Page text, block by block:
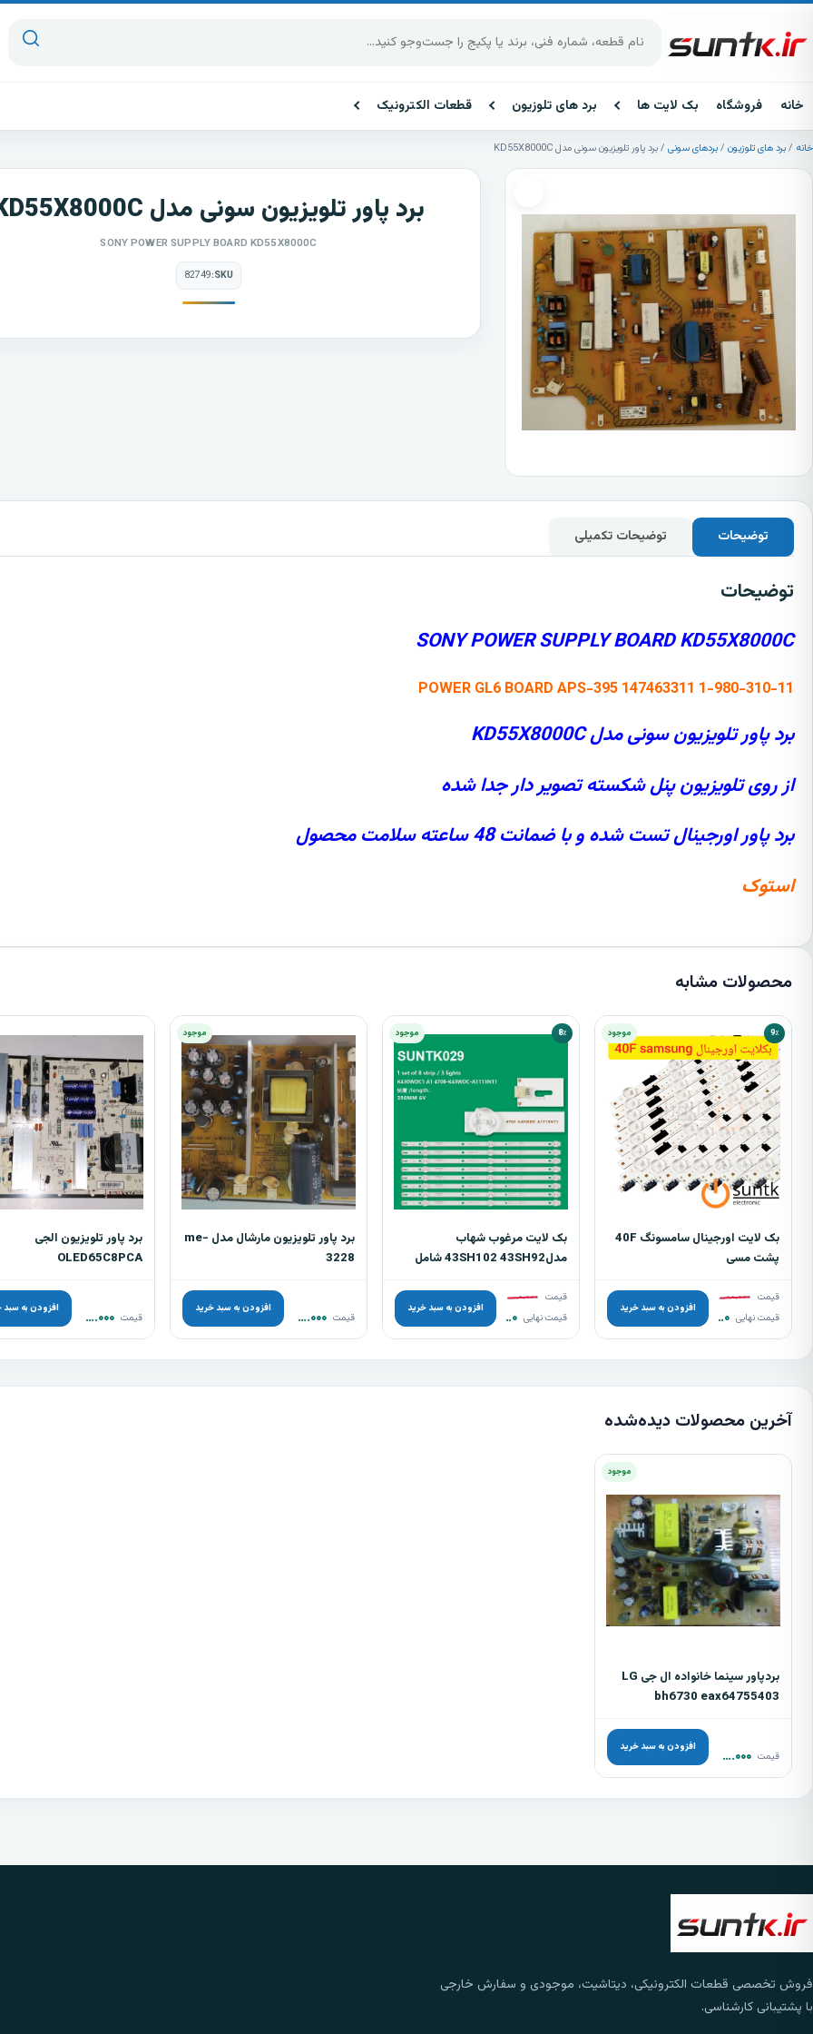
جست‌وجوی محصولات
خانه فروشگاه بک لایت ها برد های تلوزیون قطعات الکترونیک
خانه /برد های تلوزیون /بردهای سونی / برد پاور تلویزیون سونی مدل KD55X8000C
برد پاور تلویزیون سونی مدل KD55X8000C
SONY POWER SUPPLY BOARD KD55X8000C
SKU:
82749
توضیحات توضیحات تکمیلی
توضیحات
SONY POWER SUPPLY BOARD KD55X8000C
POWER GL6 BOARD APS-395 147463311 1-980-310-11
برد پاور تلویزیون سونی مدل KD55X8000C
از روی تلویزیون پنل شکسته تصویر دار جدا شده
برد پاور اورجینال تست شده و با ضمانت 48 ساعته سلامت محصول
استوک
محصولات مشابه
9٪ موجود
بک لایت اورجینال سامسونگ 40F
پشت مسی
قیمت ۳.۵۰۰.۰۰۰
تومان
قیمت نهایی
۳.۲۰۰.۰۰۰ تومان
افزودن به سبد خرید
8٪ موجود
بک لایت مرغوب شهاب
مدل43SH102 43SH92 شامل
قیمت ۹۸۰.۰۰۰تومان
قیمت نهایی
۹۰۰.۰۰۰ تومان
افزودن به سبد خرید
موجود
برد پاور تلویزیون مارشال مدل me-
3228
قیمت ۴.۵۰۰.۰۰۰ تومان
افزودن به سبد خرید
برد پاور تلویزیون الجی
OLED65C8PCA
قیمت ۱۲.۰۰۰.۰۰۰ تومان
افزودن به سبد
آخرین محصولات دیده‌شده
موجود
بردپاور سینما خانواده ال جی LG
bh6730 eax64755403
قیمت ۵.۰۰۰.۰۰۰ تومان
افزودن به سبد خرید
فروش تخصصی قطعات الکترونیکی، دیتاشیت، موجودی و سفارش خارجی
با پشتیبانی کارشناسی.